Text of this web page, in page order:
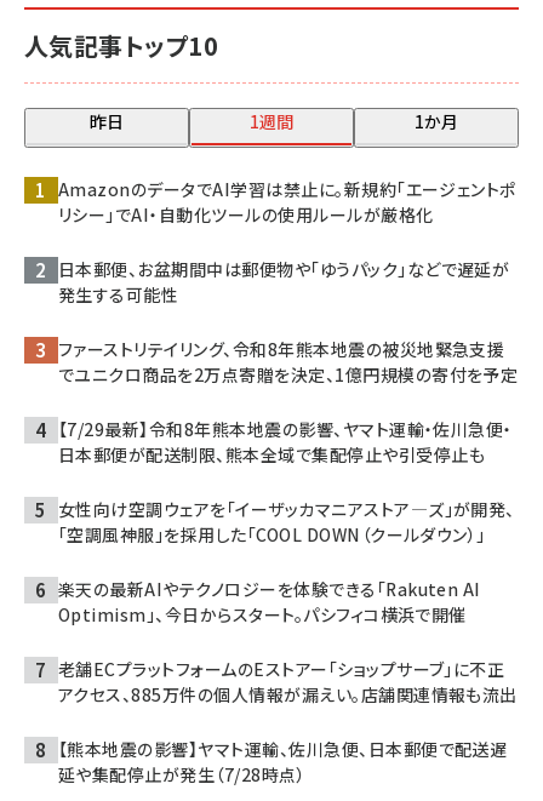
人気記事トップ10
昨日 1週間 1か月
AmazonのデータでAI学習は禁止に。新規約「エージェントポ
リシー」でAI・自動化ツールの使用ルールが厳格化
日本郵便、お盆期間中は郵便物や「ゆうパック」などで遅延が
発生する可能性
ファーストリテイリング、令和8年熊本地震の被災地緊急支援
でユニクロ商品を2万点寄贈を決定、1億円規模の寄付を予定
【7/29最新】令和8年熊本地震の影響、ヤマト運輸・佐川急便・
日本郵便が配送制限、熊本全域で集配停止や引受停止も
女性向け空調ウェアを「イーザッカマニアストア―ズ」が開発、
「空調風神服」を採用した「COOL DOWN（クールダウン）」
楽天の最新AIやテクノロジーを体験できる「Rakuten AI
Optimism」、今日からスタート。パシフィコ横浜で開催
老舗ECプラットフォームのEストアー「ショップサーブ」に不正
アクセス、885万件の個人情報が漏えい。店舗関連情報も流出
【熊本地震の影響】ヤマト運輸、佐川急便、日本郵便で配送遅
延や集配停止が発生（7/28時点）